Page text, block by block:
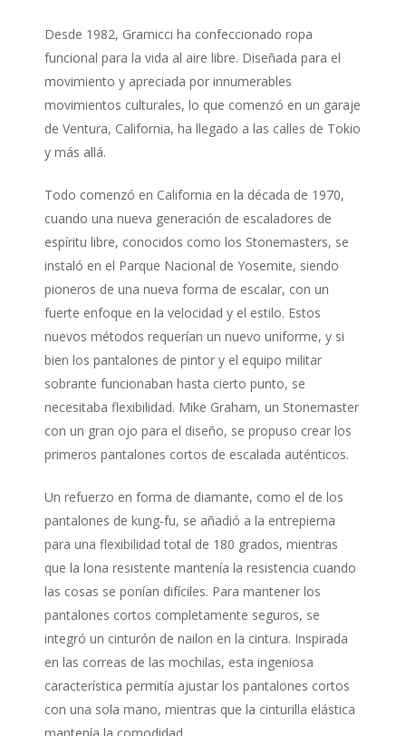
Desde 1982, Gramicci ha confeccionado ropa
funcional para la vida al aire libre. Diseñada para el
movimiento y apreciada por innumerables
movimientos culturales, lo que comenzó en un garaje
de Ventura, California, ha llegado a las calles de Tokio
y más allá.
Todo comenzó en California en la década de 1970,
cuando una nueva generación de escaladores de
espíritu libre, conocidos como los Stonemasters, se
instaló en el Parque Nacional de Yosemite, siendo
pioneros de una nueva forma de escalar, con un
fuerte enfoque en la velocidad y el estilo. Estos
nuevos métodos requerían un nuevo uniforme, y si
bien los pantalones de pintor y el equipo militar
sobrante funcionaban hasta cierto punto, se
necesitaba flexibilidad. Mike Graham, un Stonemaster
con un gran ojo para el diseño, se propuso crear los
primeros pantalones cortos de escalada auténticos.
Un refuerzo en forma de diamante, como el de los
pantalones de kung-fu, se añadió a la entrepierna
para una flexibilidad total de 180 grados, mientras
que la lona resistente mantenía la resistencia cuando
las cosas se ponían difíciles. Para mantener los
pantalones cortos completamente seguros, se
integró un cinturón de nailon en la cintura. Inspirada
en las correas de las mochilas, esta ingeniosa
característica permitía ajustar los pantalones cortos
con una sola mano, mientras que la cinturilla elástica